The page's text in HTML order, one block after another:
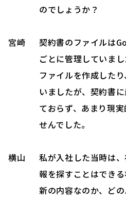
のでしょうか？
宮崎
契約書のファイルは
ごとに管理していま
ファイルを作成した
いましたが、契約書
ておらず、あまり現
せんでした。
横山
私が入社した当時は
報を探すことはでき
新の内容なのか、ど